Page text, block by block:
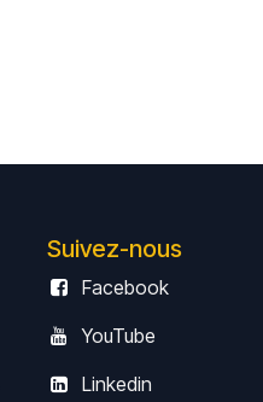
Suivez-nous
Facebook
YouTube
Linkedin